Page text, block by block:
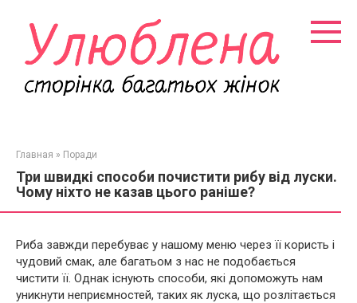
контенту
Главная » Поради
Три швидкі способи почистити рибу від луски.
Чому ніхто не казав цього раніше?
Риба завжди перебуває у нашому меню через її користь і
чудовий смак, але багатьом з нас не подобається
чистити її. Однак існують способи, які допоможуть нам
уникнути неприємностей, таких як луска, що розлітається